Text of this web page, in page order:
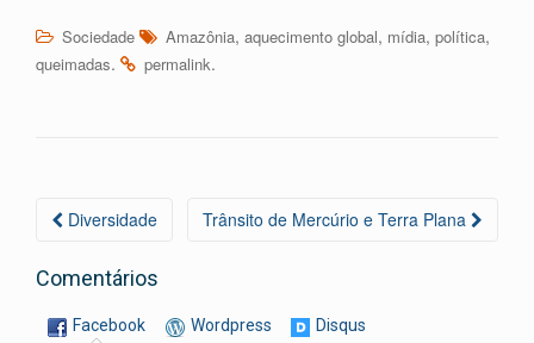
ce
bo
wi
tte
ha
ts gr tF
y
m
ar
Sociedade Amazônia, aquecimento global, mídia, política,
queimadas. permalink.
Navegação
Postagem
Diversidade Trânsito de Mercúrio e Terra Plana
Comentários
Facebook Wordpress Disqus